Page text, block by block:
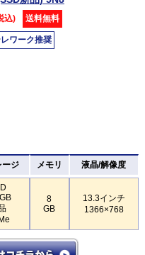
込) 送料無料
ワーク推奨
ージ メモリ 液晶/解像度
8
GB
13.3インチ
1366×768